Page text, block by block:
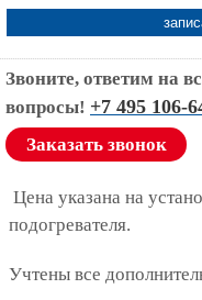
Звоните, ответим на
вопросы! +7 495 106-
Заказать звонок
Цена указана на
подогревателя.
Учтены все